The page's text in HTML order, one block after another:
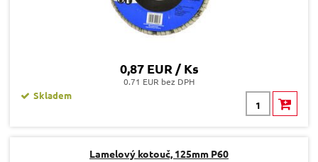
0,87 EUR / Ks
0.71 EUR bez DPH
Skladem
Lamelový kotouč, 125mm P60